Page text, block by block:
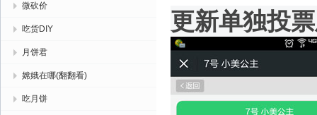
微砍价
吃货DIY
月饼君
嫦娥在哪(翻翻看)
吃月饼
更新单独投